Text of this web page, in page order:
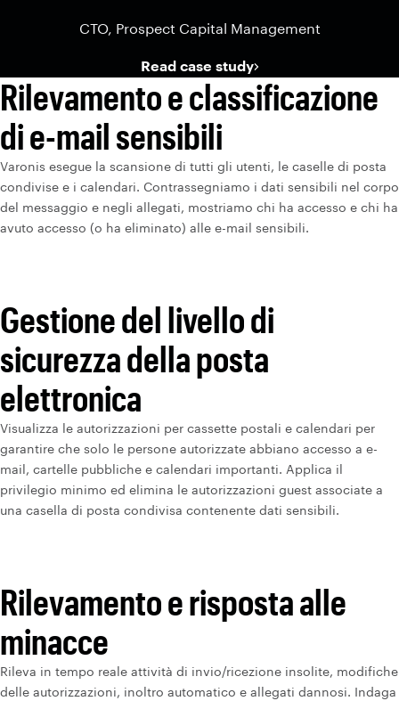
CTO, Prospect Capital Management
Read case study
Rilevamento e classificazione
di e-mail sensibili
Varonis esegue la scansione di tutti gli utenti, le caselle di posta
condivise e i calendari. Contrassegniamo i dati sensibili nel corpo
del messaggio e negli allegati, mostriamo chi ha accesso e chi ha
avuto accesso (o ha eliminato) alle e-mail sensibili.
Gestione del livello di
sicurezza della posta
elettronica
Visualizza le autorizzazioni per cassette postali e calendari per
garantire che solo le persone autorizzate abbiano accesso a e-
mail, cartelle pubbliche e calendari importanti. Applica il
privilegio minimo ed elimina le autorizzazioni guest associate a
una casella di posta condivisa contenente dati sensibili.
Rilevamento e risposta alle
minacce
Rileva in tempo reale attività di invio/ricezione insolite, modifiche
delle autorizzazioni, inoltro automatico e allegati dannosi. Indaga